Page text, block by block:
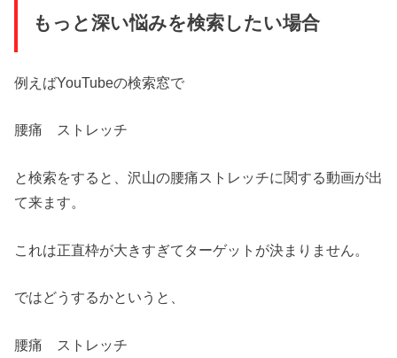
もっと深い悩みを検索したい場合
例えばYouTubeの検索窓で
腰痛 ストレッチ
と検索をすると、沢山の腰痛ストレッチに関する動画が出
て来ます。
これは正直枠が大きすぎてターゲットが決まりません。
ではどうするかというと、
腰痛 ストレッチ